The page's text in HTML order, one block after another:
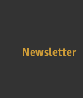
Newsletter